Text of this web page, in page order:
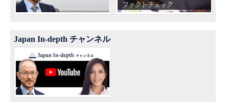
Japan In-depth チャンネル